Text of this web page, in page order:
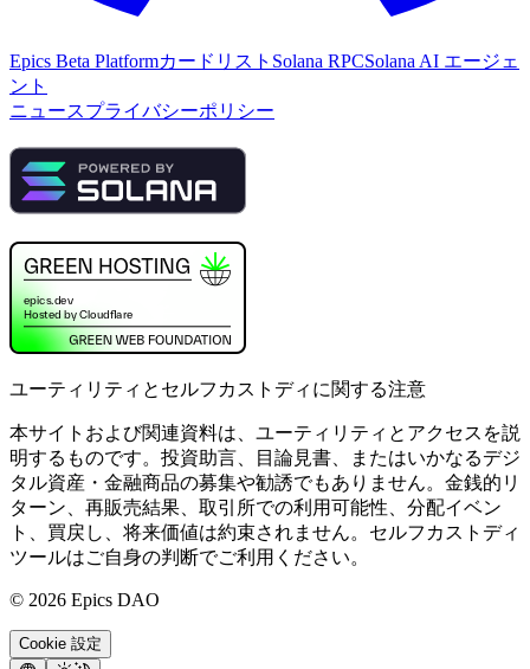
Epics Beta Platformカードリスト Solana RPCSolana AI エージェ
ント
ニュースプライバシーポリシー
ユーティリティとセルフカストディに関する注意
本サイトおよび関連資料は、ユーティリティとアクセスを説
明するものです。投資助言、目論見書、またはいかなるデジ
タル資産・金融商品の募集や勧誘でもありません。金銭的リ
ターン、再販売結果、取引所での利用可能性、分配イベン
ト、買戻し、将来価値は約束されません。セルフカストディ
ツールはご自身の判断でご利用ください。
© 2026 Epics DAO
Cookie 設定